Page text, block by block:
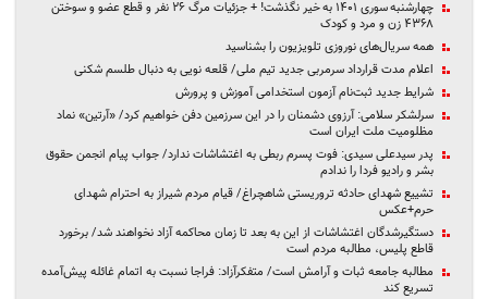
چهارشنبه سوری ۱۴۰۱ به خیر نگذشت! + جزئیات مرگ ۲۶ نفر و قطع عضو و سوختن
۴۳۶۸ زن و مرد و کودک
همه سریال‌های نوروزی تلویزیون را بشناسید
اعلام مدت قرارداد سرمربی جدید تیم ملی/ قلعه نویی به دنبال طلسم شکنی
شرایط جدید ثبت‌نام آزمون استخدامی آموزش و پرورش
سرلشکر سلامی: آرزوی دشمنان را در این سرزمین دفن خواهیم کرد/ «آرتین» نماد
مظلومیت ملت ایران است
پدر سیدعلی سیدی: فوت پسرم ربطی به اغتشاشات ندارد/ جواب پیام‌ انجمن حقوق
بشر و رادیو فردا را ندادم
تشییع شهدای حادثه تروریستی شاهچراغ/ قیام مردم شیراز به احترام شهدای
حرم+عکس
دستگیرشدگان اغتشاشات از این به بعد تا زمان محاکمه آزاد نخواهند شد/ برخورد
قاطع پلیس، مطالبه مردم است
مطالبه جامعه ثبات و آرامش است/ متفکرآزاد: فراجا نسبت به اتمام غائله پیش‌آمده
تسریع کند